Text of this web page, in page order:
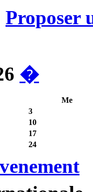
Proposer
�
Me
3
10
17
24